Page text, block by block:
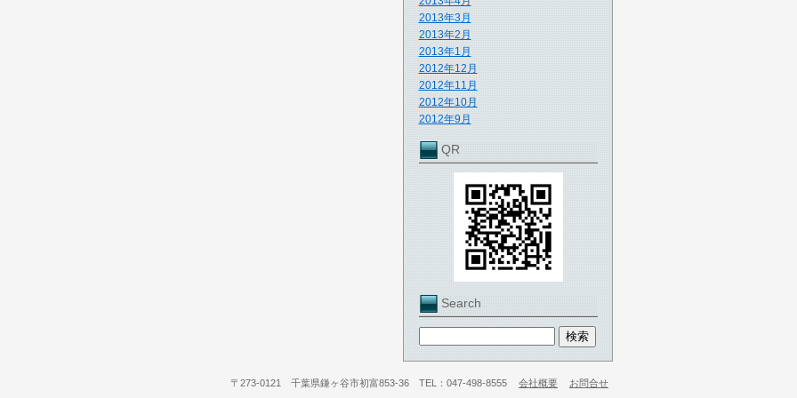
2013年3月
2013年2月
2013年1月
2012年12月
2012年11月
2012年10月
2012年9月
QR
Search
〒273-0121 千葉県鎌ヶ谷市初富853-36 TEL：047-498-8555 会社概要 お問合せ